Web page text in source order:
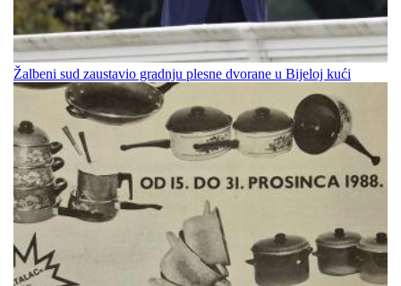
Žalbeni sud zaustavio gradnju plesne dvorane u Bijeloj kući